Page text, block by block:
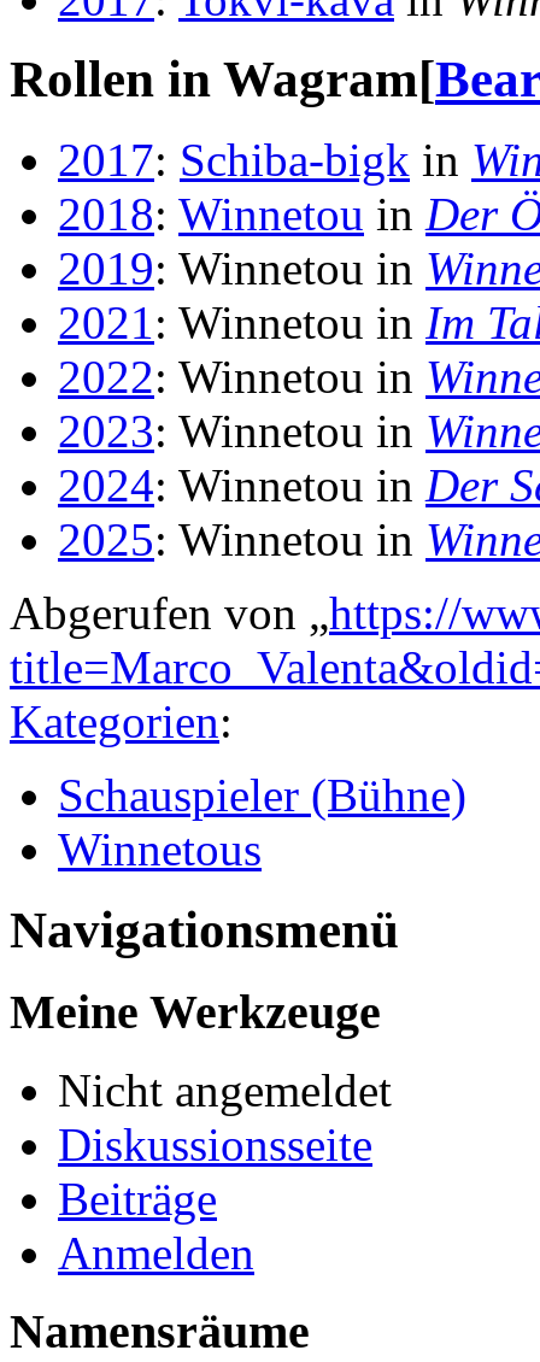
Rollen in Wagram[
2017: Schiba-bigk in
2018: Winnetou in Der
2019: Winnetou in
2021: Winnetou in Im
2022: Winnetou in
2023: Winnetou in
2024: Winnetou in Der
2025: Winnetou in
Abgerufen von „https://
Kategorien:
Schauspieler (Bühne)
Winnetous
Navigationsmenü
Meine Werkzeuge
Nicht angemeldet
Diskussionsseite
Beiträge
Anmelden
Namensräume